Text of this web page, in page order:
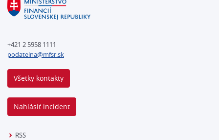
+421 2 5958 1111
podatelna@mfsr.sk
Všetky kontakty
Nahlásiť incident
RSS